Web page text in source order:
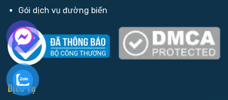
Gói dịch vụ đường biển
Dịch vụ